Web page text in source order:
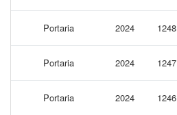
Portaria 2024 1248
Portaria 2024 1247
Portaria 2024 1246